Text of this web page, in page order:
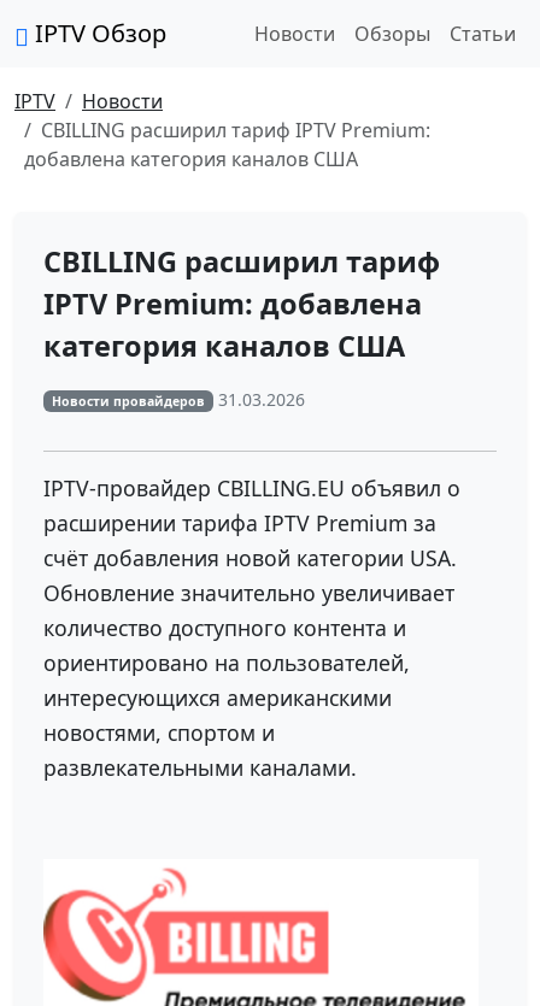
IPTV Обзор Новости Обзоры Статьи
IPTV
Новости
CBILLING расширил тариф IPTV Premium:
добавлена категория каналов США
CBILLING расширил тариф
IPTV Premium: добавлена
категория каналов США
Новости провайдеров 31.03.2026
IPTV-провайдер CBILLING.EU объявил о
расширении тарифа IPTV Premium за
счёт добавления новой категории USA.
Обновление значительно увеличивает
количество доступного контента и
ориентировано на пользователей,
интересующихся американскими
новостями, спортом и
развлекательными каналами.